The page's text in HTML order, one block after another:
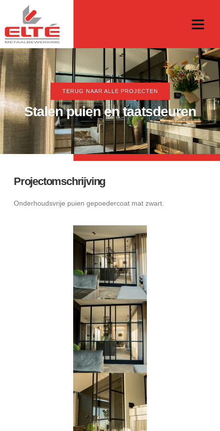
TERUG NAAR ALLE PROJECTEN
Stalen puien en taatsdeuren
Projectomschrijving
Onderhoudsvrije puien gepoedercoat mat zwart.